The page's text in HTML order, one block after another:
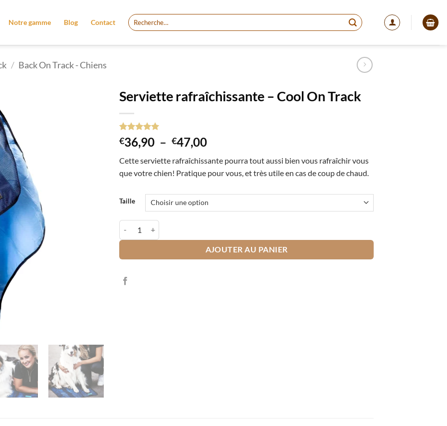
Notre gamme Blog Contact
Recherche
pour :
/ Back On Track - Chiens
Serviette rafraîchissante – Cool On Track
Noté 5sur
5 basé sur
2
client
€36,90 – €47,00Plage
prix :
€36,90
€47,00
Cette serviette rafraîchissante pourra tout aussi bien vous rafraîchir vous
que votre chien! Pratique pour vous, et très utile en cas de coup de chaud.
Taille
AJOUTER AU PANIER